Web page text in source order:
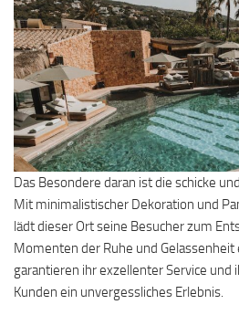
Das Besondere daran ist die schicke
Mit minimalistischer Dekoration und
lädt dieser Ort seine Besucher zum
Momenten der Ruhe und Gelassenheit
garantieren ihr exzellenter Service und
Kunden ein unvergessliches Erlebnis.